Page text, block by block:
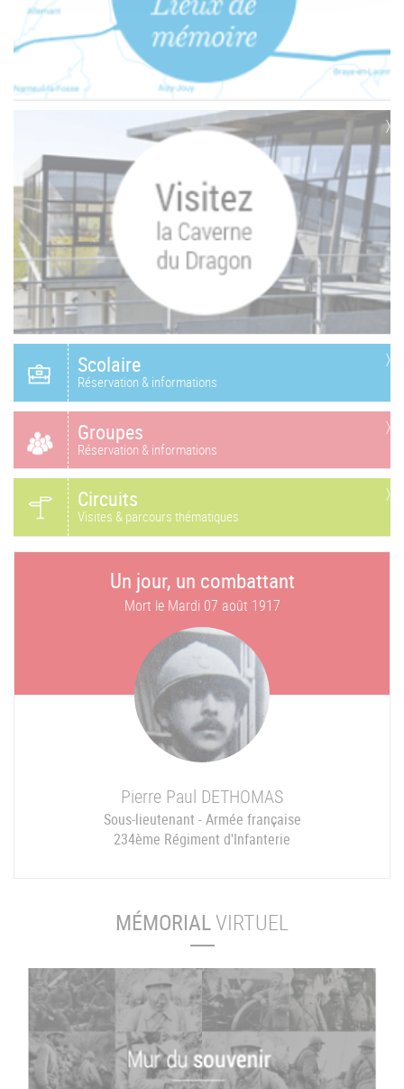
Scolaire
Réservation & informations
Groupes
Réservation & informations
Circuits
Visites & parcours thématiques
Un jour, un combattant
Mort le Mardi 07 août 1917
Pierre Paul DETHOMAS
Sous-lieutenant - Armée française
234ème Régiment d'Infanterie
MÉMORIALVIRTUEL